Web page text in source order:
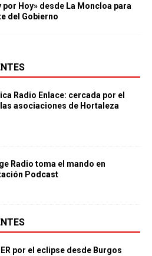
por Hoy» desde La Moncloa para
del Gobierno
Radio Enlace: cercada por el
asociaciones de Hortaleza
Radio toma el mando en
Podcast
por el eclipse desde Burgos